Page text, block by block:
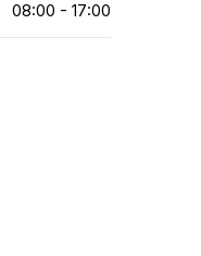
08:00 - 17:00